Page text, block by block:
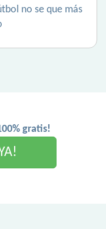
no se que más
gratis!